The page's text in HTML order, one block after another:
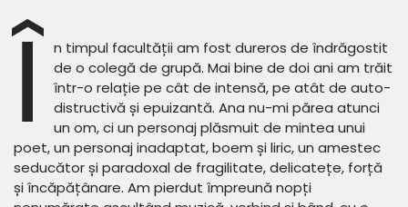
Î
n timpul facultății am fost dureros de îndrăgostit
de o colegă de grupă. Mai bine de doi ani am trăit
într-o relație pe cât de intensă, pe atât de auto-
distructivă și epuizantă. Ana nu-mi părea atunci
un om, ci un personaj plăsmuit de mintea unui
poet, un personaj inadaptat, boem și liric, un amestec
seducător și paradoxal de fragilitate, delicatețe, forță
și încăpățânare. Am pierdut împreună nopți